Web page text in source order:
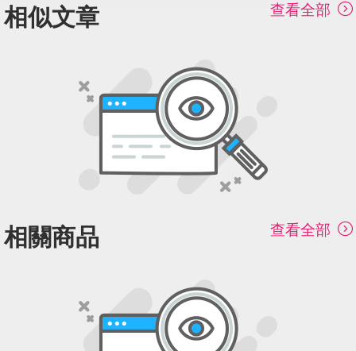
相似文章 查看全部
相關商品 查看全部